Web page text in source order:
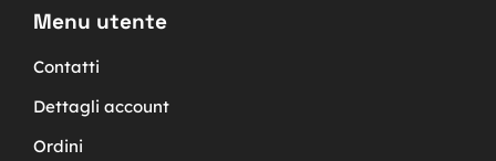
Menu utente
Contatti
Dettagli account
Ordini